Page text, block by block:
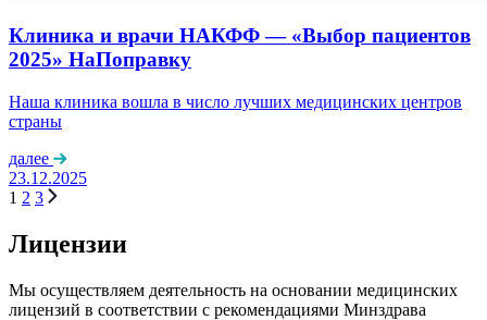
Клиника и врачи НАКФФ — «Выбор пациентов
2025» НаПоправку
Наша клиника вошла в число лучших медицинских центров
страны
далее
23.12.2025
1 2 3
Лицензии
Мы осуществляем деятельность на основании медицинских
лицензий в соответствии с рекомендациями Минздрава